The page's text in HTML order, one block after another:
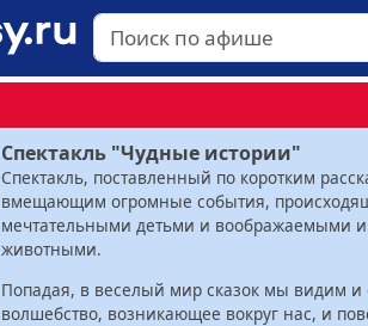
Спектакль "Чудные истории"
Спектакль, поставленный по коротким
вмещающим огромные события,
мечтательными детьми и воображаемыми
животными.
Попадая, в веселый мир сказок мы видим
волшебство, возникающее вокруг нас, и